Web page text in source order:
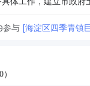
参与 [海淀区四季青镇
）